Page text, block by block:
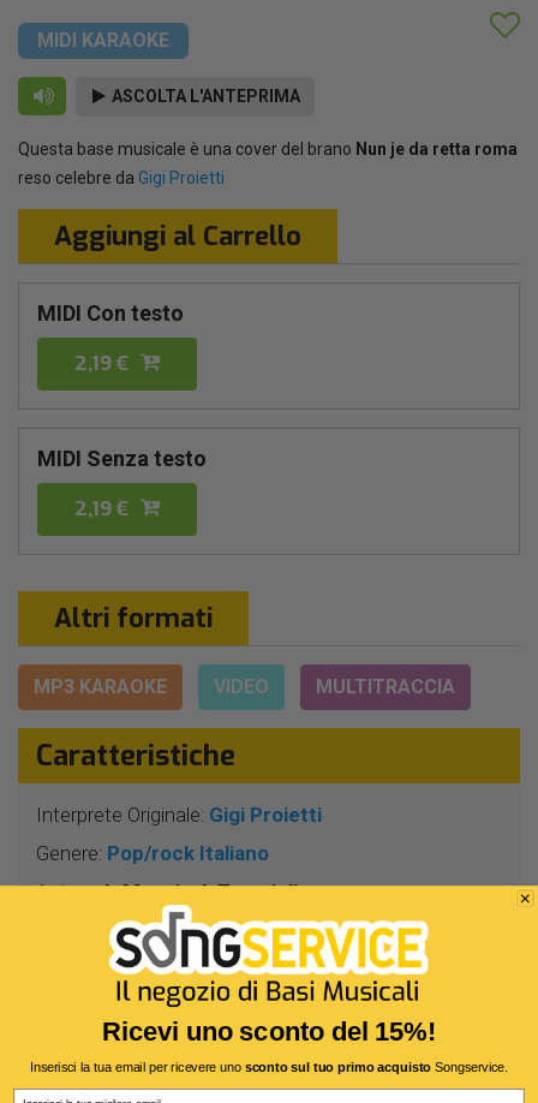
MIDI KARAOKE
ASCOLTA L'ANTEPRIMA
Questa base musicale è una cover del brano Nun je da retta roma
reso celebre da Gigi Proietti
Aggiungi al Carrello
MIDI Con testo
2,19 €
MIDI Senza testo
2,19 €
Altri formati
MP3 KARAOKE VIDEO MULTITRACCIA
Caratteristiche
Interprete Originale: Gigi Proietti
Genere: Pop/rock Italiano
Autore:L.Magni - A.Trovajoli
4 Min 2 Sec
Segnatura:4/4
Tonalità: LA
Harmonizer:Sì
Ricevi uno sconto del 15%!
Inserisci la tua email per ricevere uno sconto sul tuo primo acquistoSongservice.